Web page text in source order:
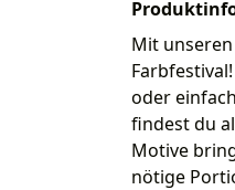
Mit
oder
findest du
Motive
nötige